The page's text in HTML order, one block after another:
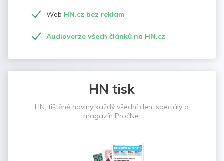
Web HN.cz bez reklam
Audioverze všech článků na HN.cz
HN tisk
HN, tištěné noviny každý všední den, speciály a
magazín PročNe.